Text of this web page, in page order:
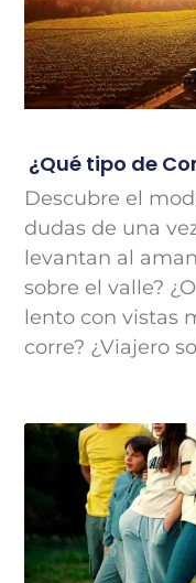
¿Qué tipo de
Descubre el
dudas de una
levantan al
sobre el valle?
lento con vistas
corre? ¿Viajero